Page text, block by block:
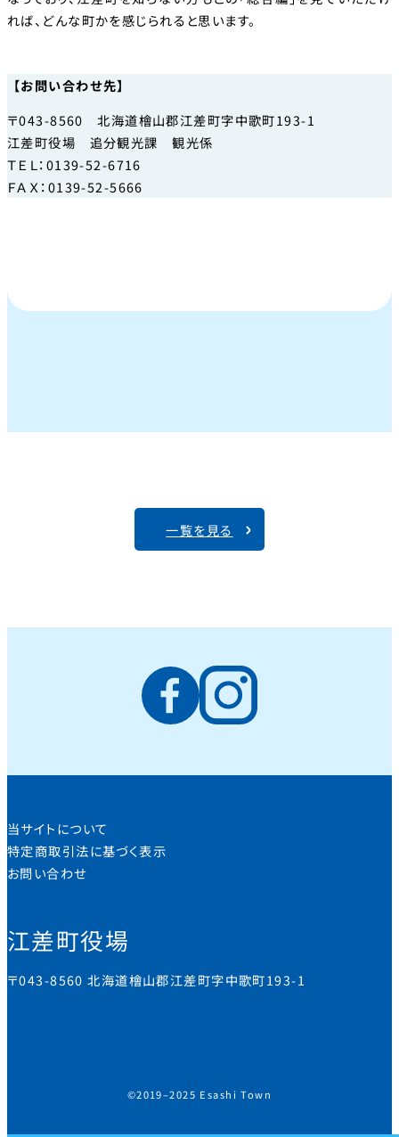
れば、どんな町かを感じられると思います。
【お問い合わせ先】
〒043-8560 北海道檜山郡江差町字中歌町193-1
江差町役場 追分観光課 観光係
ＴＥＬ：0139-52-6716
ＦＡＸ：0139-52-5666
一覧を見る
江差町役場
〒043-8560 北海道檜山郡江差町字中歌町193-1
当サイトについて
特定商取引法に基づく表示
お問い合わせ
©2019–2025 Esashi Town